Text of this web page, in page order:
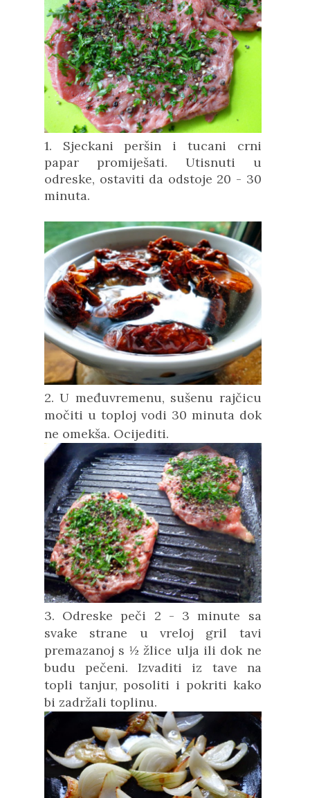
1. Sjeckani peršin i tucani crni
papar promiješati. Utisnuti u
odreske, ostaviti da odstoje 20 - 30
minuta.
2. U međuvremenu, sušenu rajčicu
močiti u toploj vodi 30 minuta dok
ne omekša. Ocijediti.
3. Odreske peči 2 - 3 minute sa
svake strane u vreloj gril tavi
premazanoj s ½ žlice ulja ili dok ne
budu pečeni. Izvaditi iz tave na
topli tanjur, posoliti i pokriti kako
bi zadržali toplinu.